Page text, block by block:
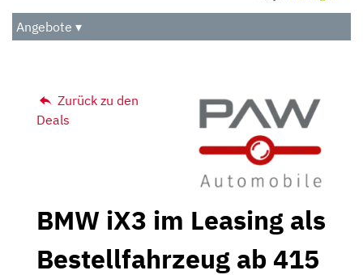
Audio
Das Beste
Angebote ▾
Zurück zu den
Deals
BMW iX3 im Leasing als
Bestellfahrzeug ab 415